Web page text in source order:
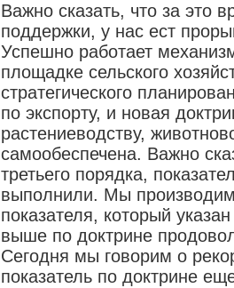
Важно сказать, что за это
поддержки, у нас ест
Успешно работает
площадке сельского
стратегического
по экспорту, и новая
растениеводству,
самообеспечена. Важно
третьего порядка,
выполнили. Мы
показателя, который
выше по доктрине
Сегодня мы говорим о
показатель по доктрине